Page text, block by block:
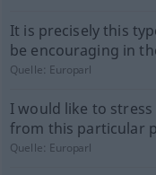
It is precisely this
be encouraging in
Quelle: Europarl
I would like to
from this particular
Quelle: Europarl